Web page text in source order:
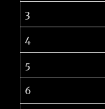
3
4
5
6